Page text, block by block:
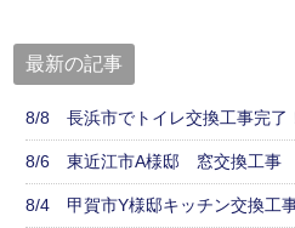
最新の記事
8/8 長浜市でトイレ交換工事完了
8/6 東近江市A様邸 窓交換工事
8/4 甲賀市Y様邸キッチン交換工